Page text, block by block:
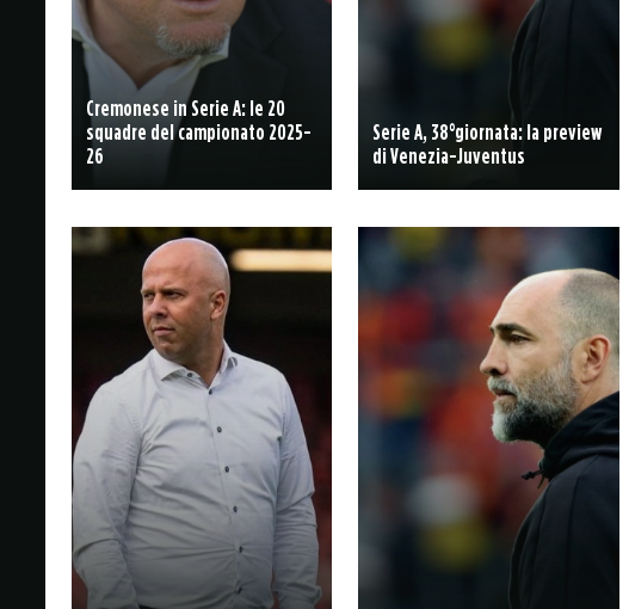
Cremonese in Serie A: le 20
squadre del campionato 2025-
26
Serie A, 38°giornata: la preview
di Venezia-Juventus